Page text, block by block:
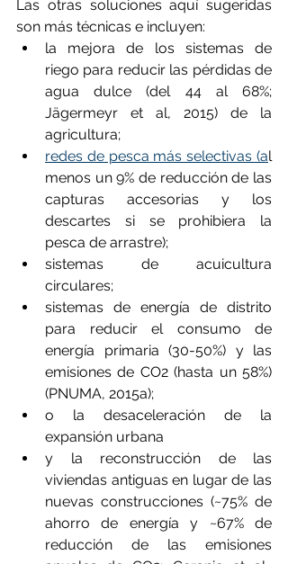
Las otras soluciones aquí sugeridas
son más técnicas e incluyen:
la mejora de los sistemas de
riego para reducir las pérdidas de
agua dulce (del 44 al 68%;
Jägermeyr et al, 2015) de la
agricultura;
redes de pesca más selectivas (al
menos un 9% de reducción de las
capturas accesorias y los
descartes si se prohibiera la
pesca de arrastre);
sistemas de acuicultura
circulares;
sistemas de energía de distrito
para reducir el consumo de
energía primaria (30-50%) y las
emisiones de CO2 (hasta un 58%)
(PNUMA, 2015a);
o la desaceleración de la
expansión urbana
y la reconstrucción de las
viviendas antiguas en lugar de las
nuevas construcciones (~75% de
ahorro de energía y ~67% de
reducción de las emisiones